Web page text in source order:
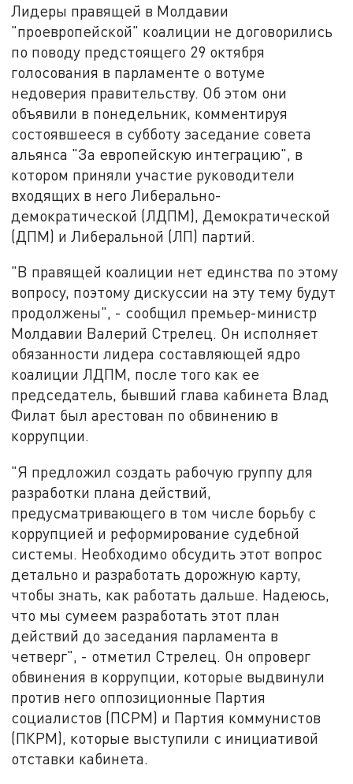
Лидеры правящей в Молдавии
"проевропейской" коалиции не договорились
по поводу предстоящего 29 октября
голосования в парламенте о вотуме
недоверия правительству. Об этом они
объявили в понедельник, комментируя
состоявшееся в субботу заседание совета
альянса "За европейскую интеграцию", в
котором приняли участие руководители
входящих в него Либерально-
демократической (ЛДПМ), Демократической
(ДПМ) и Либеральной (ЛП) партий.
"В правящей коалиции нет единства по этому
вопросу, поэтому дискуссии на эту тему будут
продолжены", - сообщил премьер-министр
Молдавии Валерий Стрелец. Он исполняет
обязанности лидера составляющей ядро
коалиции ЛДПМ, после того как ее
председатель, бывший глава кабинета Влад
Филат был арестован по обвинению в
коррупции.
"Я предложил создать рабочую группу для
разработки плана действий,
предусматривающего в том числе борьбу с
коррупцией и реформирование судебной
системы. Необходимо обсудить этот вопрос
детально и разработать дорожную карту,
чтобы знать, как работать дальше. Надеюсь,
что мы сумеем разработать этот план
действий до заседания парламента в
четверг", - отметил Стрелец. Он опроверг
обвинения в коррупции, которые выдвинули
против него оппозиционные Партия
социалистов (ПСРМ) и Партия коммунистов
(ПКРМ), которые выступили с инициативой
отставки кабинета.